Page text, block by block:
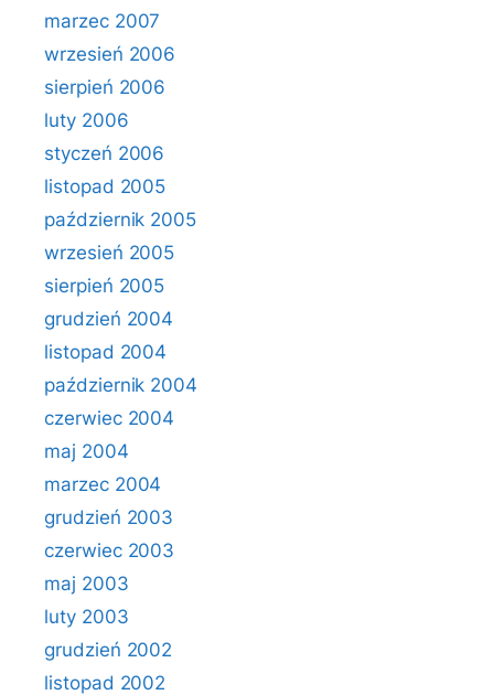
marzec 2007
wrzesień 2006
sierpień 2006
luty 2006
styczeń 2006
listopad 2005
październik 2005
wrzesień 2005
sierpień 2005
grudzień 2004
listopad 2004
październik 2004
czerwiec 2004
maj 2004
marzec 2004
grudzień 2003
czerwiec 2003
maj 2003
luty 2003
grudzień 2002
listopad 2002